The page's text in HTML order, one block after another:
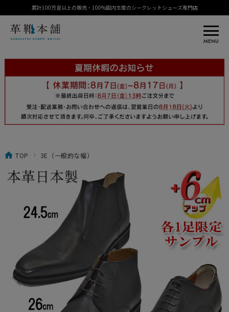
累計100万足以上の販売・100%国内生産のシークレットシューズ専門店
MENU
TOP 3E（一般的な幅）